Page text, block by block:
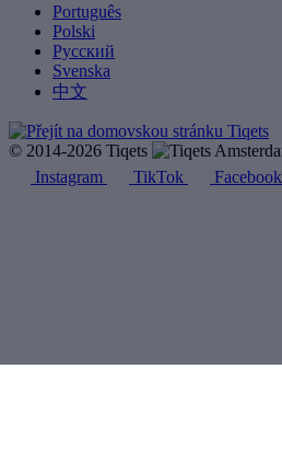
Português
Polski
Русский
Svenska
中文
© 2014-2026 Tiqets
Instagram
TikTok Facebook